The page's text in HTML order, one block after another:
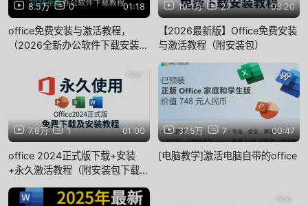
8.5万 0 01:18
office免费安装与激活教程，
（2026全新办公软件下载安装教
安装教程，office零基础自学教程
10.1万 27 03:20
【2026最新版】Office免费安装
与激活教程（附安装包）
7.8万 1 01:00
App
office 2024正式版下载+安装
+永久激活教程（附安装包下载链
PPT、visio、project2024 全网
37.5万 7 00:47
App
[电脑教学]激活电脑自带的office
App App